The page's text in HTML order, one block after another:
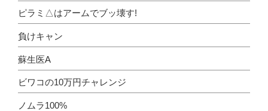
ピラミ△はアームでブッ壊す!
負けキャン
蘇生医A
ビワコの10万円チャレンジ
ノムラ100%